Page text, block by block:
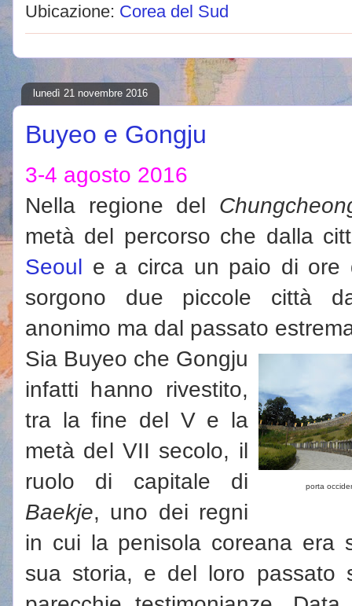
Ubicazione: Corea del Sud
lunedì 21 novembre 2016
Buyeo e Gongju
3-4 agosto 2016
Nella regione del
metà del percorso che dalla
Seoul e a circa un paio di ore
sorgono due piccole città
anonimo ma dal passato
porta
Sia Buyeo che Gongju
infatti hanno rivestito,
tra la fine del V e la
metà del VII secolo, il
ruolo di capitale di
Baekje, uno dei regni
in cui la penisola coreana era
sua storia, e del loro passato